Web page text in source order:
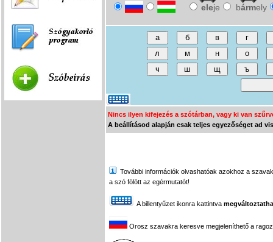
eleje bármely
Nincs ilyen kifejezés a szótárban, vagy ki van
A beállításod alapján csak teljes egyezőséget ad
További információk olvashatóak azokhoz a
a szó fölött az egérmutatót!
A billentyűzet ikonra kattintva
Orosz szavakra keresve megjeleníthető a